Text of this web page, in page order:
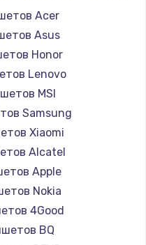
пленкой
Acer
Asus
Honor
Lenovo
MSI
Samsung
Xiaomi
Alcatel
Apple
Nokia
4Good
BQ